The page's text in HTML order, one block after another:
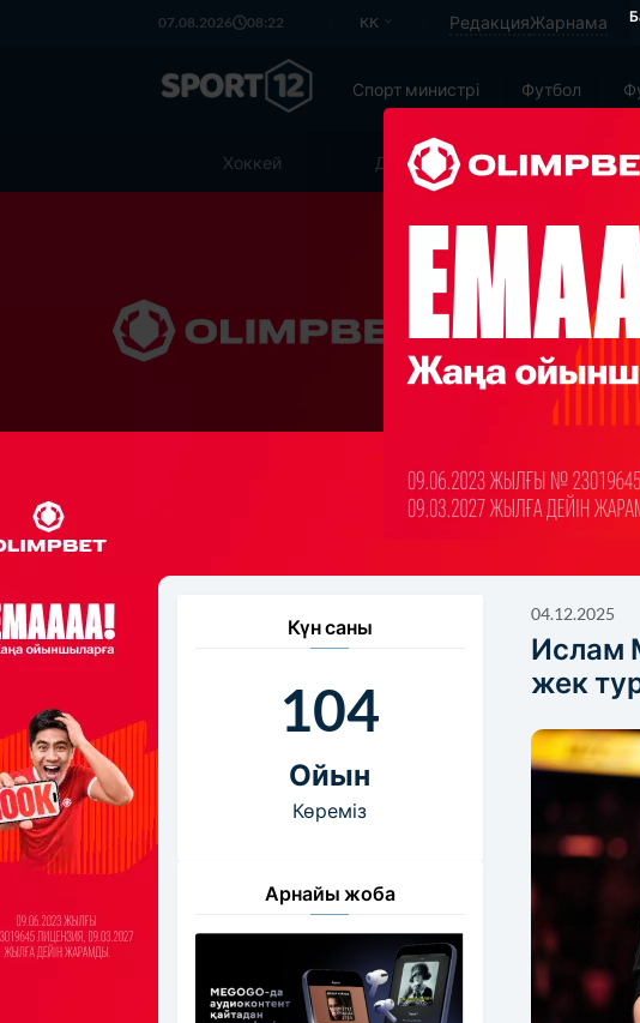
07.08.2026 08:22 KK РедакцияЖарнама
Спорт министрі Футбол
Хоккей Дзюдо Жеңіл
Күн саны
104
Ойын
Көреміз
Арнайы жоба
04.12.2025
Ислам
жек